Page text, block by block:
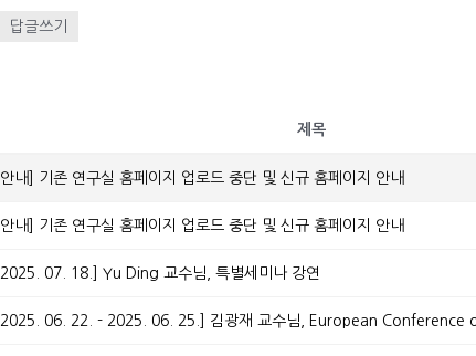
답글쓰기
제목
[안내] 기존 연구실 홈페이지 업로드 중단 및 신규 홈페이지 안내
[안내] 기존 연구실 홈페이지 업로드 중단 및 신규 홈페이지 안내
[2025. 07. 18.] Yu Ding 교수님, 특별세미나 강연